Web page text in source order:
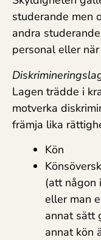
studerande men
andra
personal eller
Lagen trädde i
motverka
främja lika
Kön
(att någon
eller man
annat sätt
annat kön